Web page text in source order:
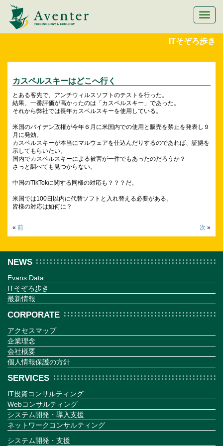
メ
ニ
ュ
ー
ITそぞろ歩き
カスペルスキーはどこへ行く
とある客先で、アンチウィルスソフトのテストを行った。
結果、一番評価が高かったのは「カスペルスキー」であった。
それから弊社では長年カスペルスキーを使用している。
米国のバイデン政権が今年６月に米国内での使用と販売を禁止を発表し９
月に発効。
カスペルスキーが本当にマルウェアを仕込んだりするのであれば、証拠を
示してもらいたい。
国内でカスペルスキーによる被害が一件でもあったのだろうか？
さっと調べても見つからない。
中国のTikTokに関する同様の対応も？？？だ。
米国では100日以内に代替ソフトと入れ替える必要がある。
皆様の対応は如何に？
次 »
« 前
NEWS
Evans Data
ITそぞろ歩き
最新情報
CORPORATE
アクセスマップ
企業理念
会社概要
個人情報保護の方針
SERVICES
IT投資コンサルティング
Webコンサルティング
システム開発・導入支援
ネットワークコンサルティング
システム開発・支援